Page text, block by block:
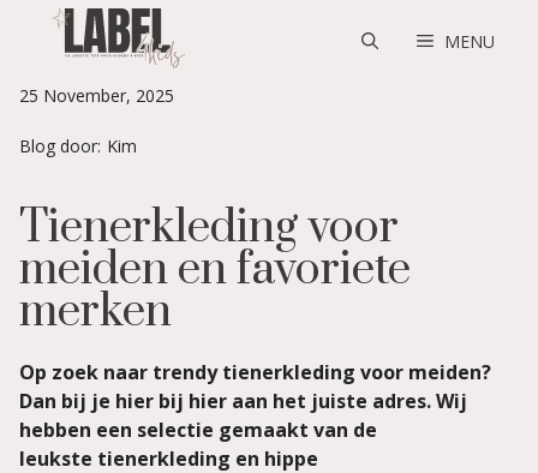
MENU
25 November, 2025
Blog door: Kim
Tienerkleding voor
meiden en favoriete
merken
Op zoek naar trendy tienerkleding voor meiden?
Dan bij je hier bij hier aan het juiste adres. Wij
hebben een selectie gemaakt van de
leukste tienerkleding en hippe